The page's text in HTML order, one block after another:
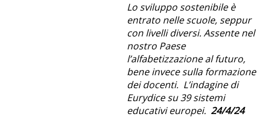
Lo sviluppo sostenibile è
entrato nelle scuole, seppur
con livelli diversi. Assente nel
nostro Paese
l’alfabetizzazione al futuro,
bene invece sulla formazione
dei docenti. L’indagine di
Eurydice su 39 sistemi
educativi europei. 24/4/24